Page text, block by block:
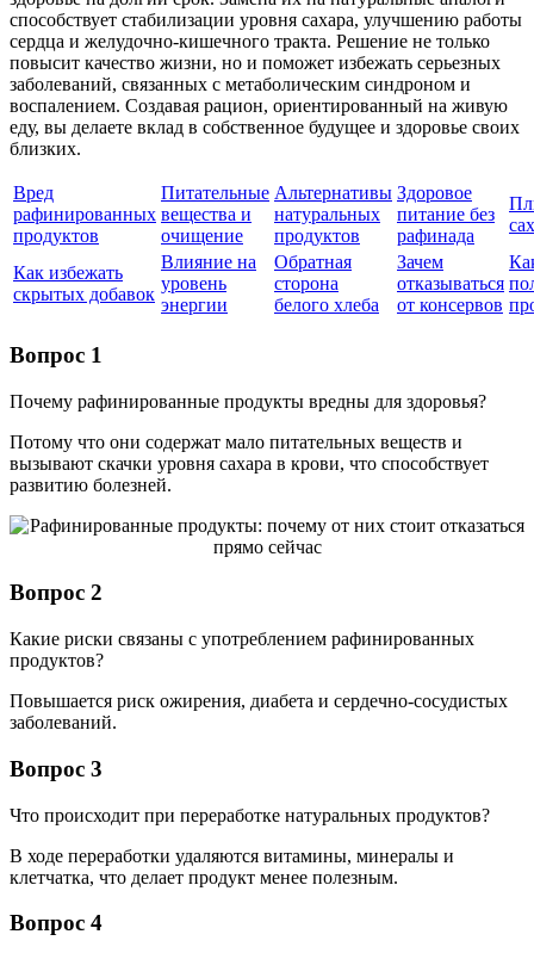
способствует стабилизации уровня сахара, улучшению работы
сердца и желудочно-кишечного тракта. Решение не только
повысит качество жизни, но и поможет избежать серьезных
заболеваний, связанных с метаболическим синдроном и
воспалением. Создавая рацион, ориентированный на живую
еду, вы делаете вклад в собственное будущее и здоровье своих
близких.
Вред
рафинированных
продуктов
Питательные
вещества и
очищение
Альтернативы
натуральных
продуктов
Здоровое
питание без
рафинада
Как избежать
скрытых добавок
Влияние на
уровень
энергии
Обратная
сторона
белого хлеба
Зачем
отказываться
от консервов
Вопрос 1
Почему рафинированные продукты вредны для здоровья?
Потому что они содержат мало питательных веществ и
вызывают скачки уровня сахара в крови, что способствует
развитию болезней.
Вопрос 2
Какие риски связаны с употреблением рафинированных
продуктов?
Повышается риск ожирения, диабета и сердечно-сосудистых
заболеваний.
Вопрос 3
Что происходит при переработке натуральных продуктов?
В ходе переработки удаляются витамины, минералы и
клетчатка, что делает продукт менее полезным.
Вопрос 4